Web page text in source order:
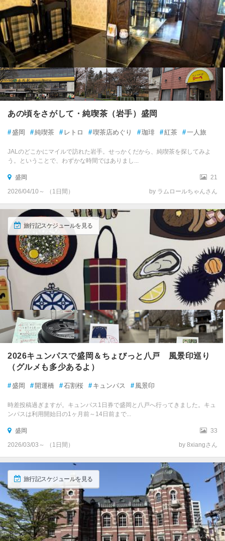
あの頃をさがして・純喫茶（岩手）盛岡
#盛岡 #純喫茶 # レトロ #喫茶店めぐり #珈琲 #紅茶 #一人旅
JALのどこかにマイルで訪れた岩手。せっかくだから、純喫茶を探してみよ
う。ということで、わずかな時間ではありまし...
盛岡
21
2026/04/10～ （1日間）
by ラムロールちゃんさん
旅行記スケジュールを見る
2026キュンパスで盛岡＆ちょびっと八戸 風景印巡り
（グルメも多少あるよ）
#盛岡 # 開運橋 #石割桜 # キュンパス # 風景印
時差投稿過ぎますが。キュンパス1日券で盛岡と八戸へ行ってきました。キュ
ンパスは利用開始日の1ヶ月前～14日前まで...
盛岡
33
2026/03/03～ （1日間）
by 8xiangさん
旅行記スケジュールを見る